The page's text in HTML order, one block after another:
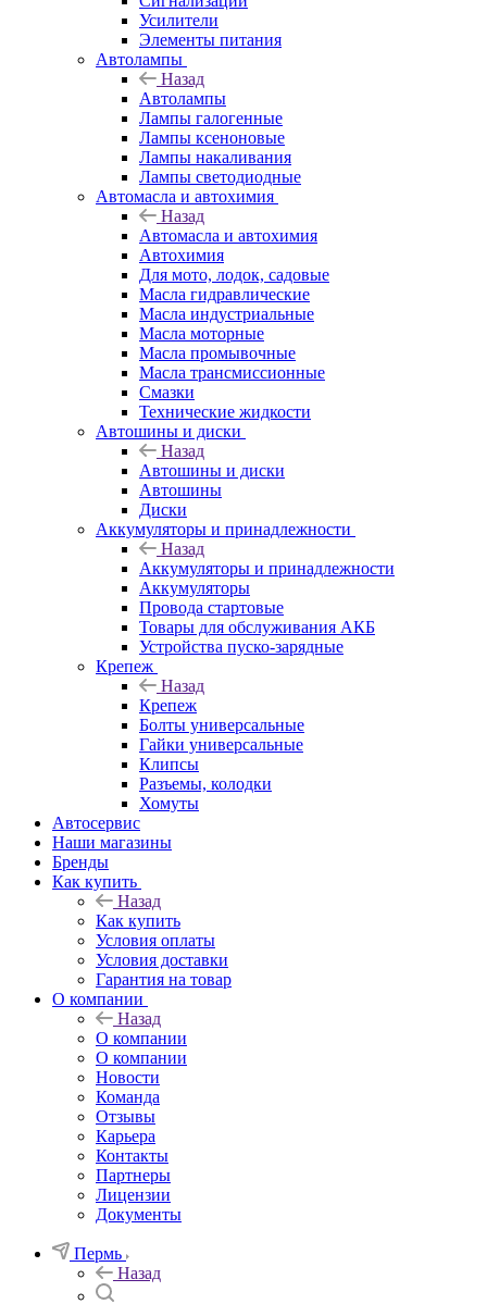
Усилители
Элементы питания
Автолампы
Назад
Автолампы
Лампы галогенные
Лампы ксеноновые
Лампы накаливания
Лампы светодиодные
Автомасла и автохимия
Назад
Автомасла и автохимия
Автохимия
Для мото, лодок, садовые
Масла гидравлические
Масла индустриальные
Масла моторные
Масла промывочные
Масла трансмиссионные
Смазки
Технические жидкости
Автошины и диски
Назад
Автошины и диски
Автошины
Диски
Аккумуляторы и принадлежности
Назад
Аккумуляторы и принадлежности
Аккумуляторы
Провода стартовые
Товары для обслуживания АКБ
Устройства пуско-зарядные
Крепеж
Назад
Крепеж
Болты универсальные
Гайки универсальные
Клипсы
Разъемы, колодки
Хомуты
Автосервис
Наши магазины
Бренды
Как купить
Назад
Как купить
Условия оплаты
Условия доставки
Гарантия на товар
О компании
Назад
О компании
О компании
Новости
Команда
Отзывы
Карьера
Контакты
Партнеры
Лицензии
Документы
Пермь
Назад